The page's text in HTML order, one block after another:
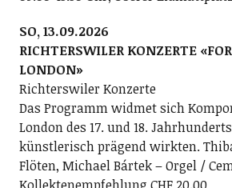
SO, 13.09.2026
RICHTERSWILER KONZERTE
LONDON»
Richterswiler Konzerte
Das Programm widmet sich
London des 17. und 18.
künstlerisch prägend wirkten.
Flöten, Michael Bártek – Orgel /